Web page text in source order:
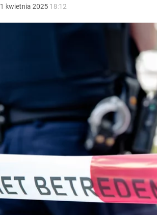
1 kwietnia 2025 18:12